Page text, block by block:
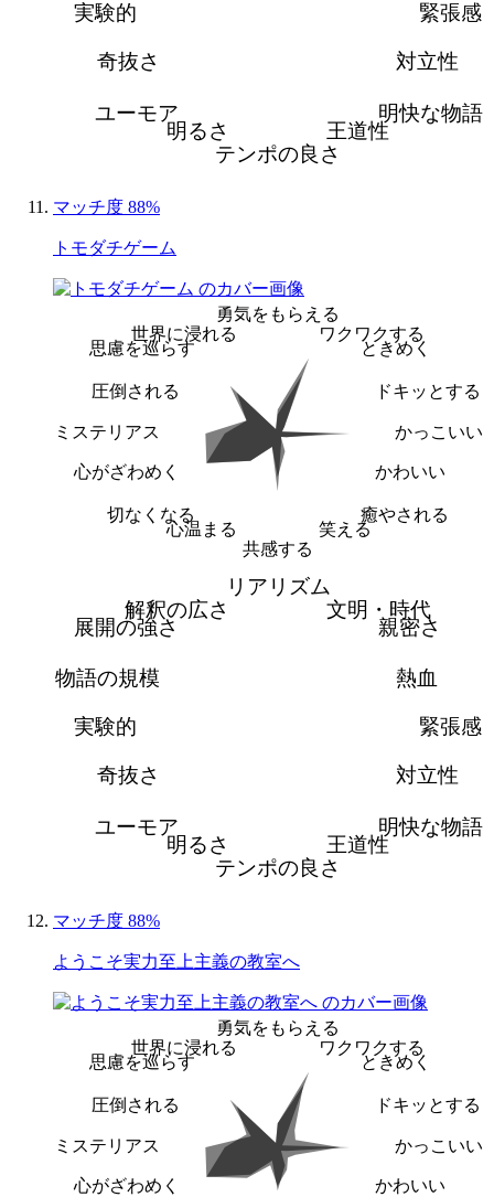
緊張感
対立性
明快な物語
王道性
テンポの良さ
明るさ
ユーモア
奇抜さ
実験的
マッチ度 88%
トモダチゲーム
勇気をもらえる
ワクワクする
ときめく
ドキッとする
かっこいい
かわいい
癒やされる
笑える
共感する
心温まる
切なくなる
心がざわめく
ミステリアス
圧倒される
思慮を巡らす
世界に浸れる
リアリズム
文明・時代
親密さ
熱血
緊張感
対立性
明快な物語
王道性
テンポの良さ
明るさ
ユーモア
奇抜さ
実験的
物語の規模
展開の強さ
解釈の広さ
マッチ度 88%
ようこそ実力至上主義の教室へ
勇気をもらえる
ワクワクする
ときめく
ドキッとする
かっこいい
かわいい
心がざわめく
ミステリアス
圧倒される
思慮を巡らす
世界に浸れる